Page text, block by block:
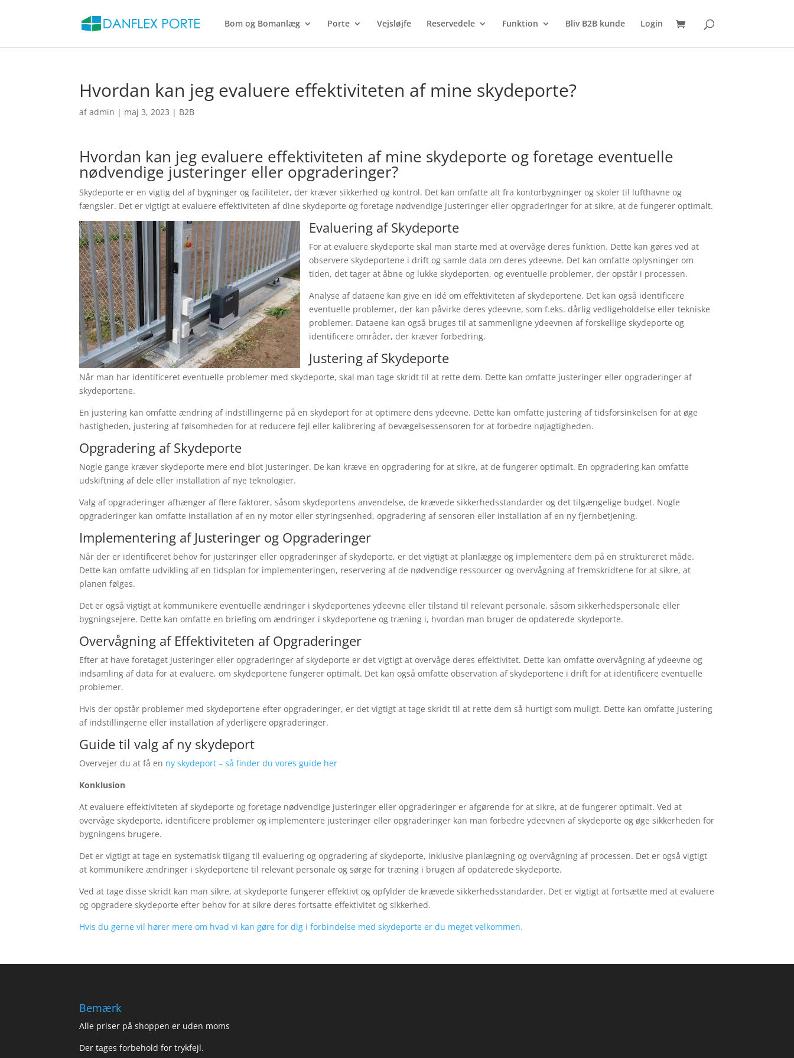
Bom og Bomanlæg Porte Vejsløjfe Reservedele Funktion Bliv B2B kunde Login
Hvordan kan jeg evaluere effektiviteten af mine skydeporte?
afadmin | maj 3, 2023 | B2B
Hvordan kan jeg evaluere effektiviteten af mine skydeporte og foretage eventuelle
nødvendige justeringer eller opgraderinger?
Skydeporte er en vigtig del af bygninger og faciliteter, der kræver sikkerhed og kontrol. Det kan omfatte alt fra kontorbygninger og skoler til lufthavne og
fængsler. Det er vigtigt at evaluere effektiviteten af dine skydeporte og foretage nødvendige justeringer eller opgraderinger for at sikre, at de fungerer optimalt.
Evaluering af Skydeporte
For at evaluere skydeporte skal man starte med at overvåge deres funktion. Dette kan gøres ved at
observere skydeportene i drift og samle data om deres ydeevne. Det kan omfatte oplysninger om
tiden, det tager at åbne og lukke skydeporten, og eventuelle problemer, der opstår i processen.
Analyse af dataene kan give en idé om effektiviteten af skydeportene. Det kan også identificere
eventuelle problemer, der kan påvirke deres ydeevne, som f.eks. dårlig vedligeholdelse eller tekniske
problemer. Dataene kan også bruges til at sammenligne ydeevnen af forskellige skydeporte og
identificere områder, der kræver forbedring.
Justering af Skydeporte
Når man har identificeret eventuelle problemer med skydeporte, skal man tage skridt til at rette dem. Dette kan omfatte justeringer eller opgraderinger af
skydeportene.
En justering kan omfatte ændring af indstillingerne på en skydeport for at optimere dens ydeevne. Dette kan omfatte justering af tidsforsinkelsen for at øge
hastigheden, justering af følsomheden for at reducere fejl eller kalibrering af bevægelsessensoren for at forbedre nøjagtigheden.
Opgradering af Skydeporte
Nogle gange kræver skydeporte mere end blot justeringer. De kan kræve en opgradering for at sikre, at de fungerer optimalt. En opgradering kan omfatte
udskiftning af dele eller installation af nye teknologier.
Valg af opgraderinger afhænger af flere faktorer, såsom skydeportens anvendelse, de krævede sikkerhedsstandarder og det tilgængelige budget. Nogle
opgraderinger kan omfatte installation af en ny motor eller styringsenhed, opgradering af sensoren eller installation af en ny fjernbetjening.
Implementering af Justeringer og Opgraderinger
Når der er identificeret behov for justeringer eller opgraderinger af skydeporte, er det vigtigt at planlægge og implementere dem på en struktureret måde.
Dette kan omfatte udvikling af en tidsplan for implementeringen, reservering af de nødvendige ressourcer og overvågning af fremskridtene for at sikre, at
planen følges.
Det er også vigtigt at kommunikere eventuelle ændringer i skydeportenes ydeevne eller tilstand til relevant personale, såsom sikkerhedspersonale eller
bygningsejere. Dette kan omfatte en briefing om ændringer i skydeportene og træning i, hvordan man bruger de opdaterede skydeporte.
Overvågning af Effektiviteten af Opgraderinger
Efter at have foretaget justeringer eller opgraderinger af skydeporte er det vigtigt at overvåge deres effektivitet. Dette kan omfatte overvågning af ydeevne og
indsamling af data for at evaluere, om skydeportene fungerer optimalt. Det kan også omfatte observation af skydeportene i drift for at identificere eventuelle
problemer.
Hvis der opstår problemer med skydeportene efter opgraderinger, er det vigtigt at tage skridt til at rette dem så hurtigt som muligt. Dette kan omfatte justering
af indstillingerne eller installation af yderligere opgraderinger.
Guide til valg af ny skydeport
Overvejer du at få en ny skydeport – så finder du vores guide her
Konklusion
At evaluere effektiviteten af skydeporte og foretage nødvendige justeringer eller opgraderinger er afgørende for at sikre, at de fungerer optimalt. Ved at
overvåge skydeporte, identificere problemer og implementere justeringer eller opgraderinger kan man forbedre ydeevnen af skydeporte og øge sikkerheden for
bygningens brugere.
Det er vigtigt at tage en systematisk tilgang til evaluering og opgradering af skydeporte, inklusive planlægning og overvågning af processen. Det er også vigtigt
at kommunikere ændringer i skydeportene til relevant personale og sørge for træning i brugen af opdaterede skydeporte.
Ved at tage disse skridt kan man sikre, at skydeporte fungerer effektivt og opfylder de krævede sikkerhedsstandarder. Det er vigtigt at fortsætte med at evaluere
og opgradere skydeporte efter behov for at sikre deres fortsatte effektivitet og sikkerhed.
Hvis du gerne vil hører mere om hvad vi kan gøre for dig i forbindelse med skydeporte er du meget velkommen.
Bemærk
Alle priser på shoppen er uden moms
Der tages forbehold for trykfejl.